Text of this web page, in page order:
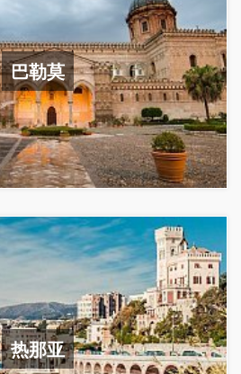
巴勒莫
热那亚